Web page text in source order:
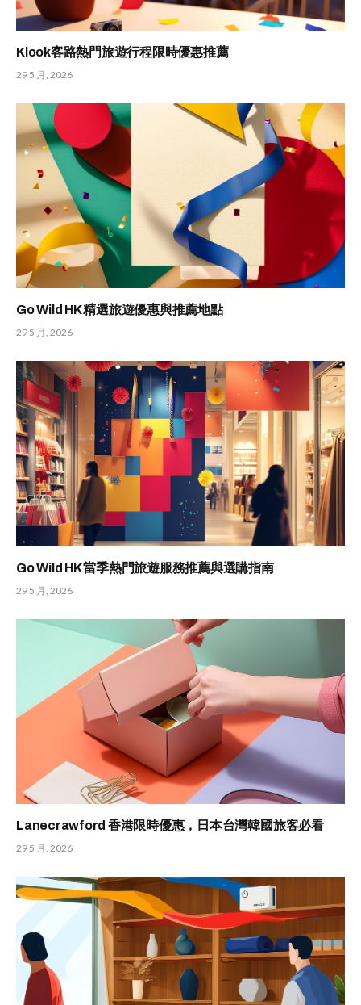
Klook客路熱門旅遊行程限時優惠推薦
29 5 月, 2026
Go Wild HK 精選旅遊優惠與推薦地點
29 5 月, 2026
Go Wild HK 當季熱門旅遊服務推薦與選購指南
29 5 月, 2026
Lanecrawford 香港限時優惠，日本台灣韓國旅客必看
29 5 月, 2026